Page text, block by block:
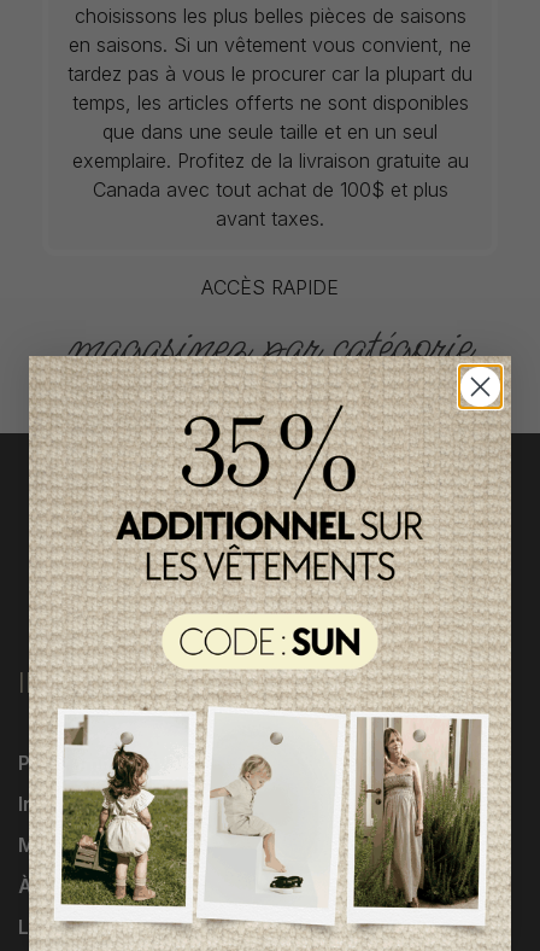
choisissons les plus belles pièces de saisons
en saisons. Si un vêtement vous convient, ne
tardez pas à vous le procurer car la plupart du
temps, les articles offerts ne sont disponibles
que dans une seule taille et en un seul
exemplaire. Profitez de la livraison gratuite au
Canada avec tout achat de 100$ et plus
avant taxes.
ACCÈS RAPIDE
magasinez par catégorie
INFORMATIONS
Programme Loyauté
Influenceuses
Marques
À propos
Livraisons et retours